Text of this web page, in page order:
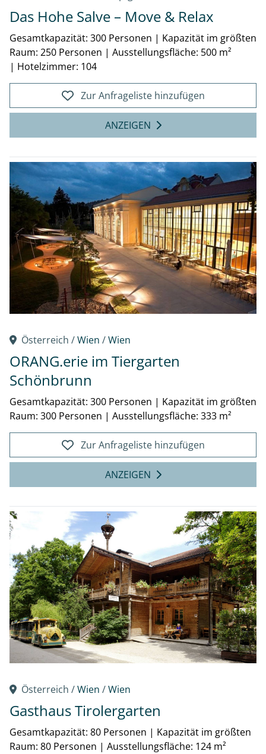
Das Hohe Salve – Move & Relax
Gesamtkapazität: 300 Personen | Kapazität im größten
Raum: 250 Personen | Ausstellungsfläche: 500 m²
| Hotelzimmer: 104
Zur Anfrageliste hinzufügen
ANZEIGEN
Österreich /Wien /Wien
ORANG.erie im Tiergarten
Schönbrunn
Gesamtkapazität: 300 Personen | Kapazität im größten
Raum: 300 Personen | Ausstellungsfläche: 333 m²
Zur Anfrageliste hinzufügen
ANZEIGEN
Österreich /Wien /Wien
Gasthaus Tirolergarten
Gesamtkapazität: 80 Personen | Kapazität im größten
Raum: 80 Personen | Ausstellungsfläche: 124 m²